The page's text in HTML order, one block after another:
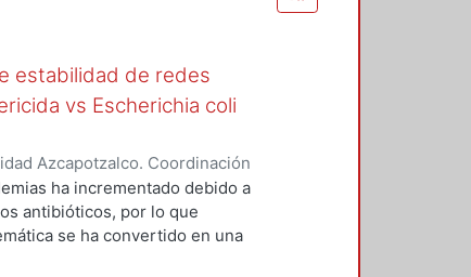
estabilidad de redes
vs Escherichia coli
Azcapotzalco. Coordinación
ha incrementado debido a
antibióticos, por lo que
se ha convertido en una